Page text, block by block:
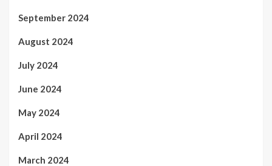
September 2024
August 2024
July 2024
June 2024
May 2024
April 2024
March 2024